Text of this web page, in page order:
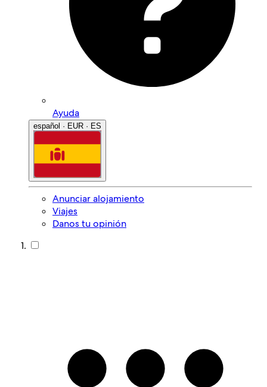
Ayuda
español · EUR · ES
Anunciar alojamiento
Viajes
Danos tu opinión